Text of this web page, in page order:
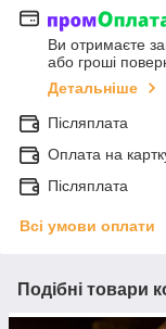
Ви отримаєте
або гроші
Детальніше
Післяплата
Оплата на
Післяплата
Всі умови оплати
Подібні товари